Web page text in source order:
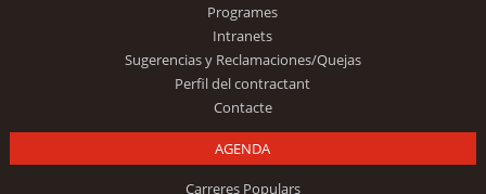
Programes
Intranets
Sugerencias y Reclamaciones/Quejas
Perfil del contractant
Contacte
AGENDA
Carreres Populars